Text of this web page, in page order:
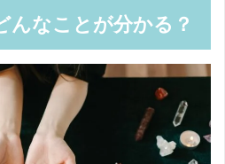
んなことが分かる？